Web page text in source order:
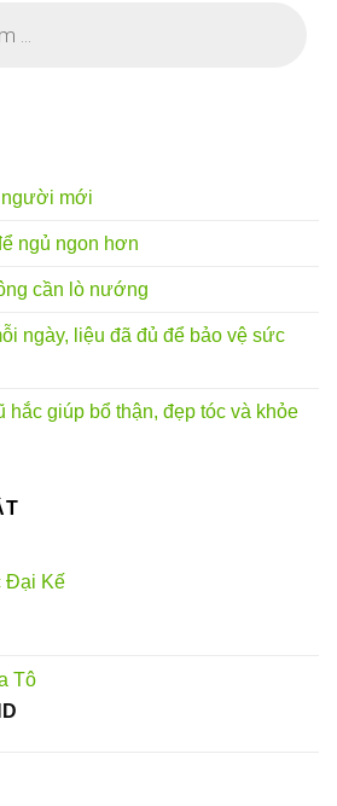
người mới
ngủ ngon hơn
cần lò nướng
ngày, liệu đã đủ để bảo vệ sức
hắc giúp bổ thận, đẹp tóc và khỏe
Đại Kế
Tô